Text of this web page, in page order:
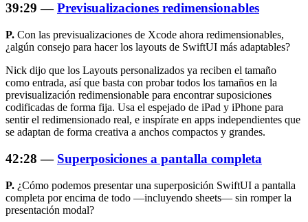
39:29 —Previsualizaciones redimensionables
P. Con las previsualizaciones de Xcode ahora redimensionables,
¿algún consejo para hacer los layouts de SwiftUI más adaptables?
Nick dijo que los Layouts personalizados ya reciben el tamaño
como entrada, así que basta con probar todos los tamaños en la
previsualización redimensionable para encontrar suposiciones
codificadas de forma fija. Usa el espejado de iPad y iPhone para
sentir el redimensionado real, e inspírate en apps independientes que
se adaptan de forma creativa a anchos compactos y grandes.
42:28 — Superposiciones a pantalla completa
P. ¿Cómo podemos presentar una superposición SwiftUI a pantalla
completa por encima de todo —incluyendo sheets— sin romper la
presentación modal?